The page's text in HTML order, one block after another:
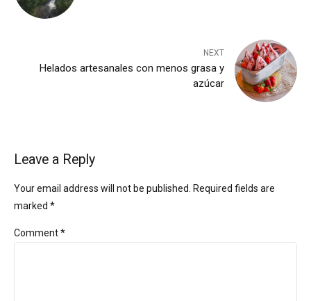
NEXT
Helados artesanales con menos grasa y
azúcar
Leave a Reply
Your email address will not be published. Required fields are
marked *
Comment*